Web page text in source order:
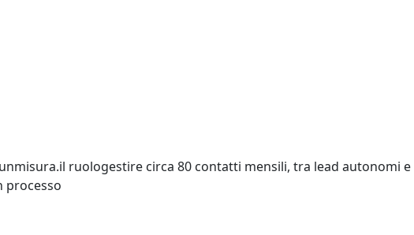
ruologestire circa 80 contatti mensili, tra lead autonomi e
processo